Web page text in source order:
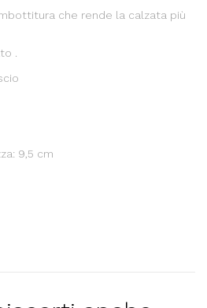
che rende la calzata più
.
9,5 cm